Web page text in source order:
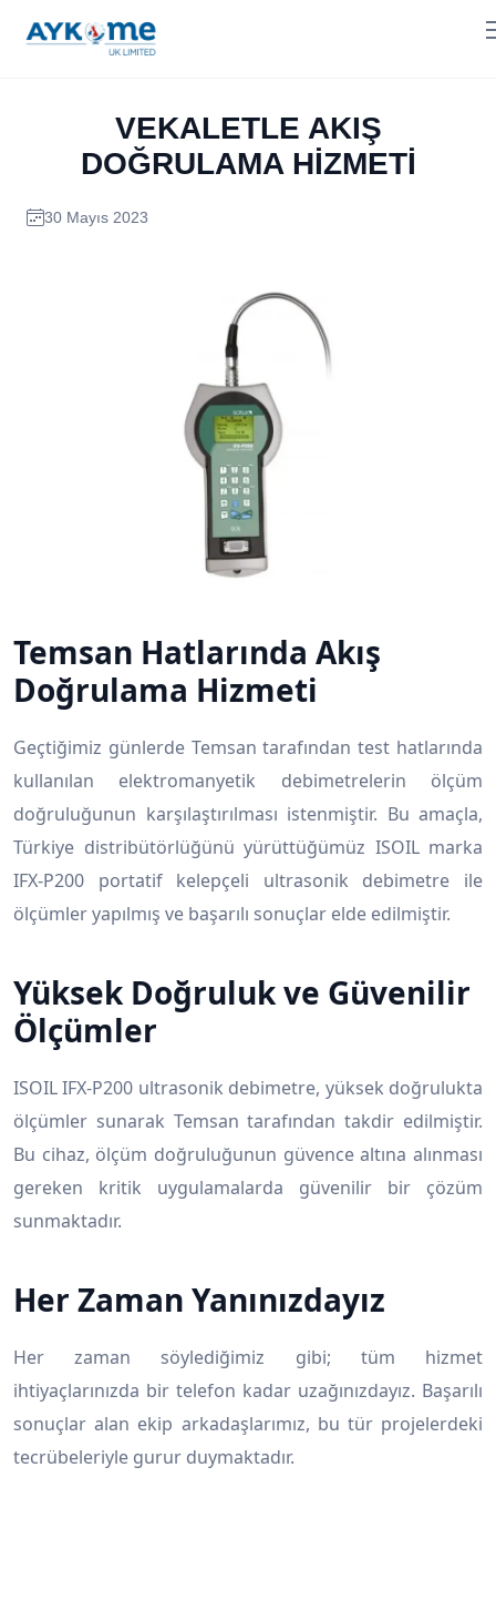
VEKALETLE AKIŞ
DOĞRULAMA HİZMETİ
30 Mayıs 2023
Temsan Hatlarında Akış
Doğrulama Hizmeti
Geçtiğimiz günlerde Temsan tarafından test hatlarında
kullanılan elektromanyetik debimetrelerin ölçüm
doğruluğunun karşılaştırılması istenmiştir. Bu amaçla,
Türkiye distribütörlüğünü yürüttüğümüz ISOIL marka
IFX-P200 portatif kelepçeli ultrasonik debimetre ile
ölçümler yapılmış ve başarılı sonuçlar elde edilmiştir.
Yüksek Doğruluk ve Güvenilir
Ölçümler
ISOIL IFX-P200 ultrasonik debimetre, yüksek doğrulukta
ölçümler sunarak Temsan tarafından takdir edilmiştir.
Bu cihaz, ölçüm doğruluğunun güvence altına alınması
gereken kritik uygulamalarda güvenilir bir çözüm
sunmaktadır.
Her Zaman Yanınızdayız
Her zaman söylediğimiz gibi; tüm hizmet
ihtiyaçlarınızda bir telefon kadar uzağınızdayız. Başarılı
sonuçlar alan ekip arkadaşlarımız, bu tür projelerdeki
tecrübeleriyle gurur duymaktadır.